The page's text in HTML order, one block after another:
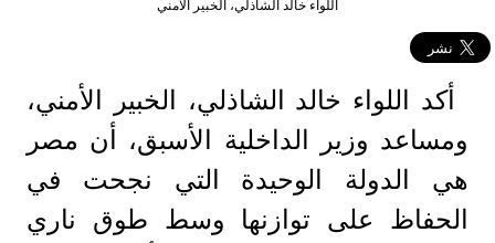
اللواء خالد الشاذلي، الخبير الأمني
أكد اللواء خالد الشاذلي، الخبير الأمني،
ومساعد وزير الداخلية الأسبق، أن مصر
هي الدولة الوحيدة التي نجحت في
الحفاظ على توازنها وسط طوق ناري